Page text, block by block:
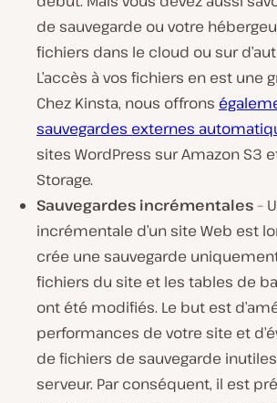
de sauvegarde ou votre
fichiers dans le cloud ou sur
L’accès à vos fichiers en est une
Chez Kinsta, nous offrons
sauvegardes externes
sites WordPress sur Amazon S3
Storage.
Sauvegardes incrémentales–
incrémentale d’un site Web est
crée une sauvegarde
fichiers du site et les tables de
ont été modifiés. Le but est
performances de votre site et
de fichiers de sauvegarde
serveur. Par conséquent, il est